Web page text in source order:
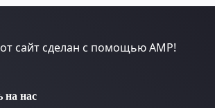
сайт сделан с помощью AMP!
на нас